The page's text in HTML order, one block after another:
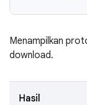
Menampilkan
download.
Hasil